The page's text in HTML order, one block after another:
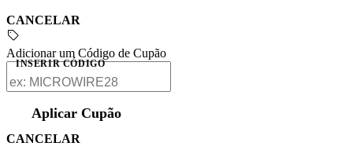
CANCELAR
Adicionar um Código de Cupão
INSERIR CÓDIGO
Aplicar Cupão
CANCELAR